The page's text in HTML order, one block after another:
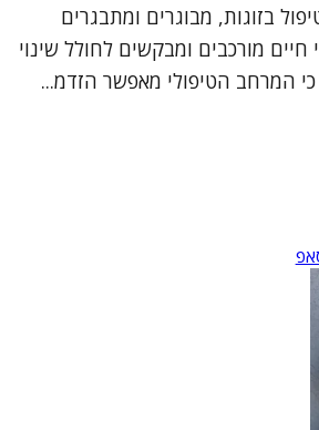
שנה בטיפול בזוגות, מבוגרים ומתבגרים
מורכבים ומבקשים לחולל שינוי
המרחב הטיפולי מאפשר הזדמ...